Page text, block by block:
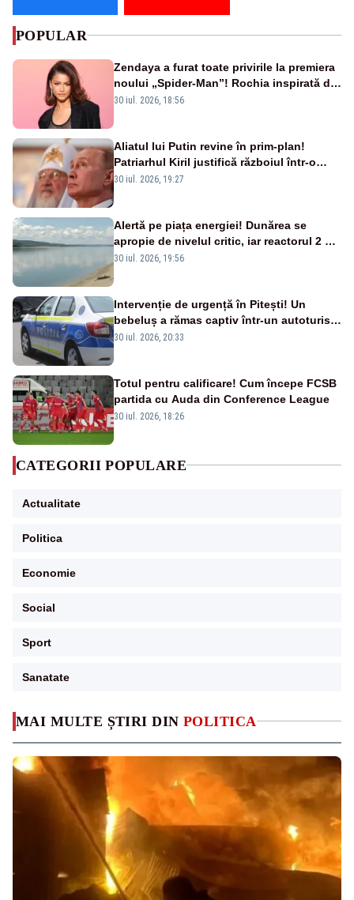
MAI MULTE ȘTIRI DIN POLITICA
POPULAR
Zendaya a furat toate privirile la premiera
noului „Spider-Man”! Rochia inspirată de
pânza de păianjen a făcut senzație
30 iul. 2026, 18:56
Aliatul lui Putin revine în prim-plan!
Patriarhul Kiril justifică războiul într-o
nouă carte
30 iul. 2026, 19:27
Alertă pe piața energiei! Dunărea se
apropie de nivelul critic, iar reactorul 2 de
la Cernavodă ar putea fi oprit
30 iul. 2026, 19:56
Intervenție de urgență în Pitești! Un
bebeluș a rămas captiv într-un autoturism
din cauza unei defecțiuni
30 iul. 2026, 20:33
Totul pentru calificare! Cum începe FCSB
partida cu Auda din Conference League
30 iul. 2026, 18:26
CATEGORII POPULARE
Actualitate
Politica
Economie
Social
Sport
Sanatate